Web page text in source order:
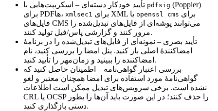
تأیید خودکار دسته‌ای pdfsig (Poppler)
برای PDFها، xmlsec1 openssl cms
فایل‌های CMS می‌توانند پوشه‌ای از فایل‌های تبدیل‌شده را
مرور کنند و گزارشی پاس/فیل تولید کنند.
تأیید بصری – نمونه‌ای از فایل‌های تبدیل‌شده را در برنامهٔ
امضاکنندهٔ اصلی باز کنید. پنل امضا را بررسی کنید، نام
امضاکننده را ببینید و زمان‌مهر را تأیید کنید.
بررسی اعتبار گواهی‌نامه – اطمینان حاصل کنید که
گواهی‌نامهٔ مورد استفاده برای امضا همچنان معتبر و لغو
نشده است. برخی سرویس‌های تبدیل ممکن است اطلاعات
CRL یا OCSP را حذف کنند؛ در این صورت باید آن‌ها را بطور
دستی بازگذاری کنید.